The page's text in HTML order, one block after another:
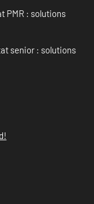
PMR : solutions
senior : solutions